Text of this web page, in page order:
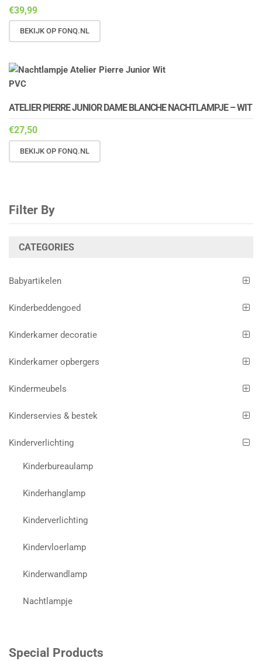
€39,99
BEKIJK OP FONQ.NL
ATELIER PIERRE JUNIOR DAME BLANCHE NACHTLAMPJE – WIT
€27,50
BEKIJK OP FONQ.NL
Filter By
CATEGORIES
Babyartikelen
Kinderbeddengoed
Kinderkamer decoratie
Kinderkamer opbergers
Kindermeubels
Kinderservies & bestek
Kinderverlichting
Kinderbureaulamp
Kinderhanglamp
Kinderverlichting
Kindervloerlamp
Kinderwandlamp
Nachtlampje
Special Products